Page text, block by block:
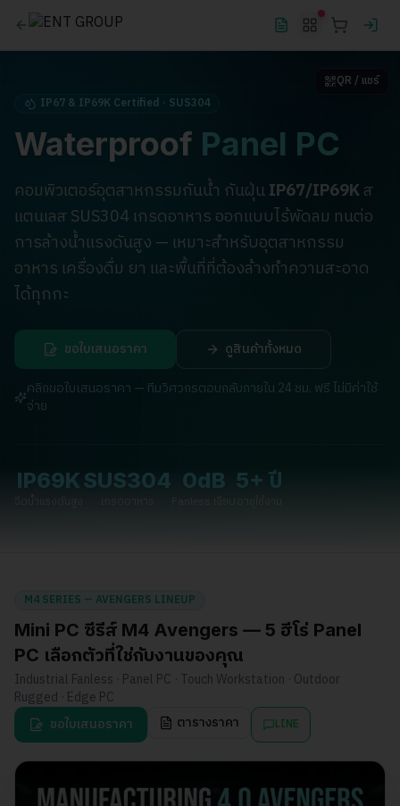
IP67 & IP69K Certified · SUS304
Waterproof Panel PC
คอมพิวเตอร์อุตสาหกรรมกันน้ำ กันฝุ่นIP67/IP69Kส
แตนเลส SUS304 เกรดอาหาร ออกแบบไร้พัดลม ทนต่อ
การล้างน้ำแรงดันสูง — เหมาะสำหรับอุตสาหกรรม
อาหาร เครื่องดื่ม ยา และพื้นที่ที่ต้องล้างทำความสะอาด
ได้ทุกกะ
ขอใบเสนอราคา
ดูสินค้าทั้งหมด
คลิกขอใบเสนอราคา — ทีมวิศวกรตอบกลับภายใน 24 ชม. ฟรี ไม่มีค่าใช้
จ่าย
IP69K
ฉีดน้ำแรงดันสูง
SUS304
เกรดอาหาร
0dB
Fanless เงียบ
5+ ปี
M4 SERIES — AVENGERS LINEUP
Mini PC ซีรีส์ M4 Avengers — 5 ฮีโร่ Panel
PC เลือกตัวที่ใช่กับงานของคุณ
Industrial Fanless · Panel PC · Touch Workstation · Outdoor
Rugged · Edge PC
ขอใบเสนอราคา
ตารางราคา LINE
QR / แชร์